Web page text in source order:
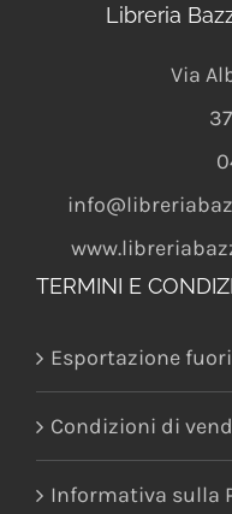
Libreria
Via
TERMINI E
Esportazione
Condizioni di
Informativa sulla